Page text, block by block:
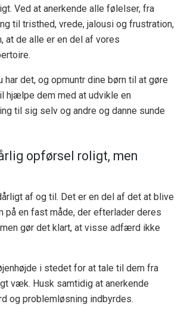
Ved at anerkende alle følelser, fra
til tristhed, vrede, jalousi og frustration,
at de alle er en del af vores
har det, og opmuntr dine børn til at gøre
hjælpe dem med at udvikle en
til sig selv og andre og danne sunde
opførsel roligt, men
af og til. Det er en del af det at blive
på en fast måde, der efterlader deres
gør det klart, at visse adfærd ikke
i stedet for at tale til dem fra
væk. Husk samtidig at anerkende
og problemløsning indbyrdes.